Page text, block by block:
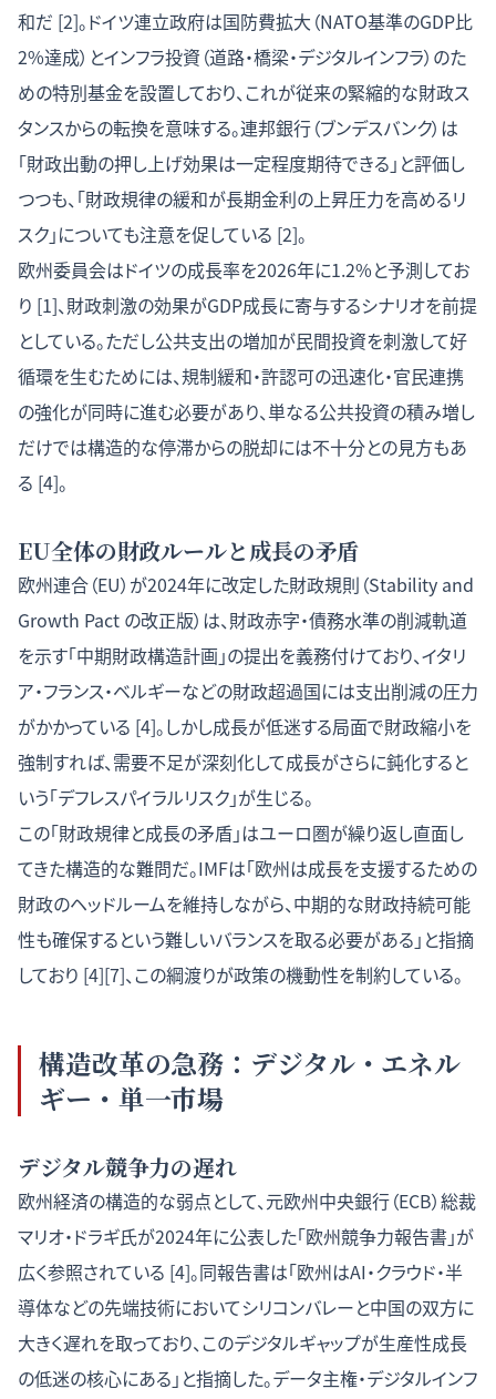
和だ [2]。ドイツ連立政府は国防費拡大（NATO基準のGDP比
2%達成）とインフラ投資（道路・橋梁・デジタルインフラ）のた
めの特別基金を設置しており、これが従来の緊縮的な財政ス
タンスからの転換を意味する。連邦銀行（ブンデスバンク）は
「財政出動の押し上げ効果は一定程度期待できる」と評価し
つつも、「財政規律の緩和が長期金利の上昇圧力を高めるリ
スク」についても注意を促している [2]。
欧州委員会はドイツの成長率を2026年に1.2%と予測してお
り [1]、財政刺激の効果がGDP成長に寄与するシナリオを前提
としている。ただし公共支出の増加が民間投資を刺激して好
循環を生むためには、規制緩和・許認可の迅速化・官民連携
の強化が同時に進む必要があり、単なる公共投資の積み増し
だけでは構造的な停滞からの脱却には不十分との見方もあ
る [4]。
EU全体の財政ルールと成長の矛盾
欧州連合（EU）が2024年に改定した財政規則（Stability and
Growth Pact の改正版）は、財政赤字・債務水準の削減軌道
を示す「中期財政構造計画」の提出を義務付けており、イタリ
ア・フランス・ベルギーなどの財政超過国には支出削減の圧力
がかかっている [4]。しかし成長が低迷する局面で財政縮小を
強制すれば、需要不足が深刻化して成長がさらに鈍化すると
いう「デフレスパイラルリスク」が生じる。
この「財政規律と成長の矛盾」はユーロ圏が繰り返し直面し
てきた構造的な難問だ。IMFは「欧州は成長を支援するための
財政のヘッドルームを維持しながら、中期的な財政持続可能
性も確保するという難しいバランスを取る必要がある」と指摘
しており [4][7]、この綱渡りが政策の機動性を制約している。
構造改革の急務：デジタル・エネル
ギー・単一市場
デジタル競争力の遅れ
欧州経済の構造的な弱点として、元欧州中央銀行（ECB）総裁
マリオ・ドラギ氏が2024年に公表した「欧州競争力報告書」が
広く参照されている [4]。同報告書は「欧州はAI・クラウド・半
導体などの先端技術においてシリコンバレーと中国の双方に
大きく遅れを取っており、このデジタルギャップが生産性成長
の低迷の核心にある」と指摘した。データ主権・デジタルインフ